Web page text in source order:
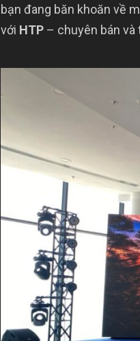
bạn đang băn khoăn về
với HTP – chuyên bán và